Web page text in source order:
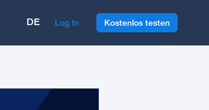
DE Log In Kostenlos testen